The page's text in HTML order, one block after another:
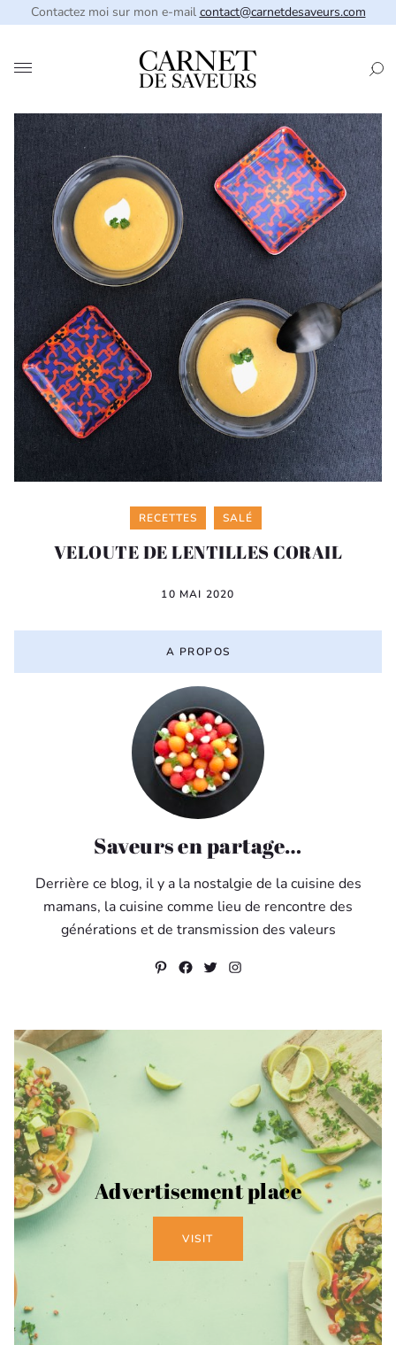
Contactez moi sur mon e-mail contact@carnetdesaveurs.com
Categories
RECETTES SALÉ
VELOUTE DE LENTILLES CORAIL
10 MAI 2020
A PROPOS
Saveurs en partage…
Derrière ce blog, il y a la nostalgie de la cuisine des
mamans, la cuisine comme lieu de rencontre des
générations et de transmission des valeurs
Pinterest
Facebook
Twitter
Instagram
Advertisement place
VISIT